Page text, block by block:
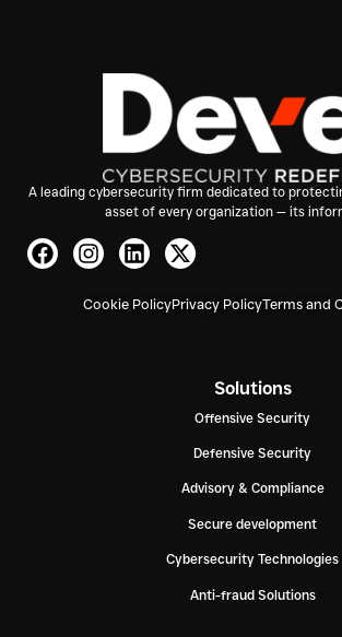
A leading cybersecurity firm dedicated to
asset of every organization — its
Cookie PolicyPrivacy PolicyTerms and
Solutions
Offensive Security
Defensive Security
Advisory & Compliance
Secure development
Cybersecurity Technologies
Anti-fraud Solutions